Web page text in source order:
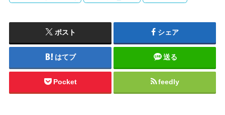
ポスト シェア
はてブ 送る
Pocket feedly